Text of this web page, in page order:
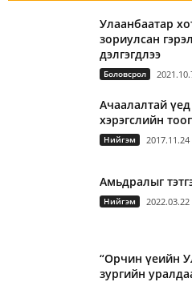
Улаанбаатар
зориулсан
дэлгэгдлээ
Боловсрол
Ачаалалтай
хэрэгслийн
Нийгэм 2017.11.24
Амьдралыг
Нийгэм 2022.03.22
“Орчин үеийн
зургийн